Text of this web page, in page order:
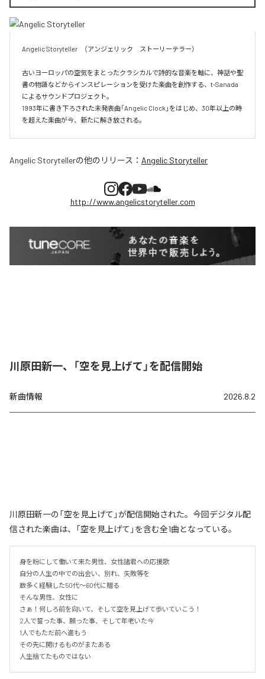
Angelic Storyteller　（アンジェリック　ストーリーテラー）
古いヨーロッパの空気をまとったクラシカルで詩的な音楽を軸に、神話や聖
書の物語などからインスピレーションを受けた楽曲を創作する、t-Sanada
によるサウンドプロジェクト。
1993年に書き下ろされた未発表曲「Angelic Clock」をはじめ、30年以上の時
を超えた楽曲が今、新たに解き放される。
Angelic Storytellerの他のリリース： Angelic Storyteller
http://www.angelicstoryteller.com
川原田新一、「空を見上げて」を配信開始
新曲情報 2026.8.2
川原田新一の「空を見上げて」が配信開始された。今回デジタル配
信された楽曲は、「空を見上げて」を含む全1曲となっている。
身を粉にして働いて来た男性、女性諸君への応援歌
自分の人生の中での出会い、別れ、失敗等を
数多く経験した50代〜60代に贈る
そんな男性、女性に
さぁ！何しろ前を向いて、そして空を見上げて歩いていこう！
2人で誓った事、願った事、そして年老いた今
1人でもただ前へ進もう
その先に開けるものがまたある
人生捨てたものではない